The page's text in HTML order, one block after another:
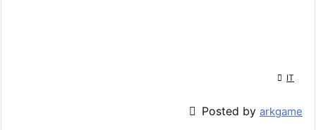
 IT
 Posted by arkgame